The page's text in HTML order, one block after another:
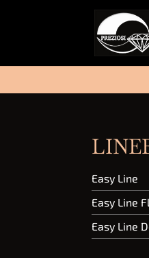
Easy Line
Easy Line
Easy Line